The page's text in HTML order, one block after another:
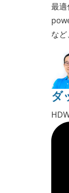
最適
な
ダ